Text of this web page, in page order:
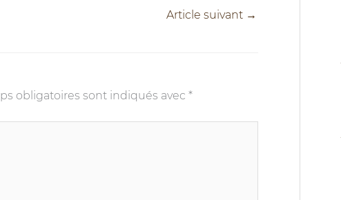
Article suivant →
obligatoires sont indiqués avec *